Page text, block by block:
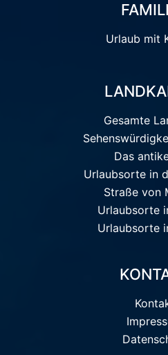
Urlaub mit
Gesamte
Das
Urlaubsorte in
Straße von
Urlaubsorte
Urlaubsorte